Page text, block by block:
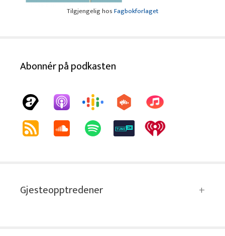
Tilgjengelig hosFagbokforlaget
Abonnér på podkasten
Gjesteopptredener